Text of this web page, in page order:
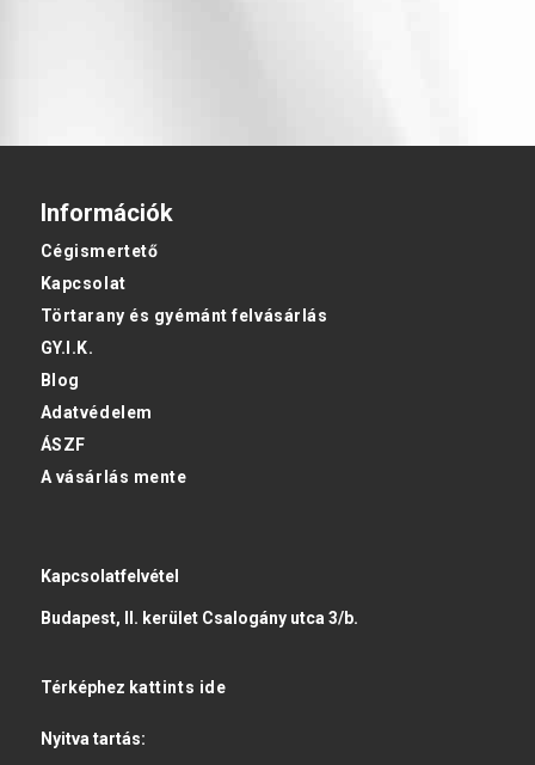
Információk
Cégismertető
Kapcsolat
Törtarany és gyémánt felvásárlás
GY.I.K.
Blog
Adatvédelem
ÁSZF
A vásárlás mente
Kapcsolatfelvétel
Budapest, II. kerület Csalogány utca 3/b.
Térképhez kattints ide
Nyitva tartás: